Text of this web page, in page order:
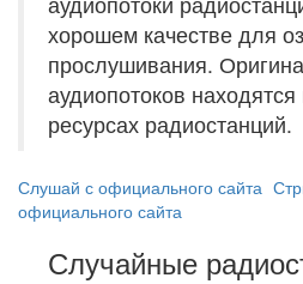
хорошем качестве для
прослушивания.
аудиопотоков
ресурсах радиостанций.
Слушай с официального сайта
официального сайта
Случайные